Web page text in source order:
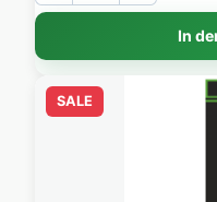
In
SALE